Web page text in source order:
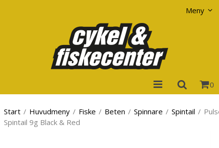
Meny
0
Start / Huvudmeny / Fiske / Beten / Spinnare / Spintail /
Spintail 9g Black & Red